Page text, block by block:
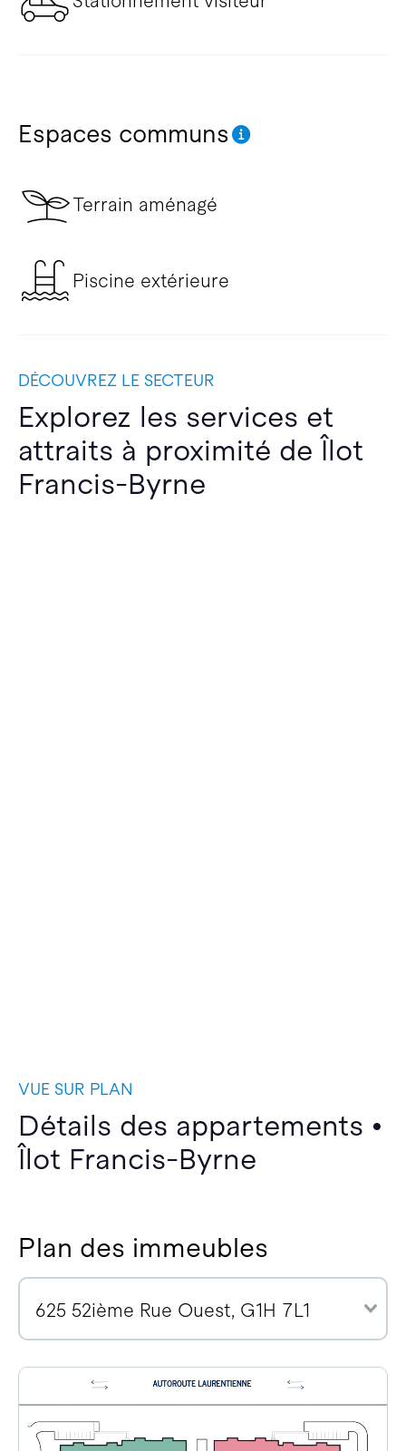
Espaces communs
Terrain aménagé
Piscine extérieure
DÉCOUVREZ LE SECTEUR
Explorez les services et
attraits à proximité de Îlot
Francis-Byrne
VUE SUR PLAN
Détails des appartements •
Îlot Francis-Byrne
Plan des immeubles
625 52ième Rue Ouest, G1H 7L1